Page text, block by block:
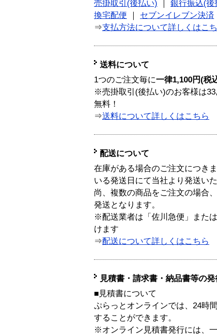
売掛取引(後払い)
銀行振込(後
換宅配便
セブンイレブン決済
⇒支払方法について詳しくはこ
送料について
1つのご注文毎に一律1,100円(税
※売掛取引(後払い)のお客様は
無料！
⇒送料について詳しくはこちら
配送について
在庫がある場合のご注文につき
いる発送日にて当社より発送い
尚、複数の商品をご注文の場合
発送となります。
※配送業者は「佐川急便」また
けます
⇒配送について詳しくはこちら
見積書・請求書・納品書等の
■見積書について
ぷらっとオンラインでは、24時
することができます。
※オンライン見積書発行には、